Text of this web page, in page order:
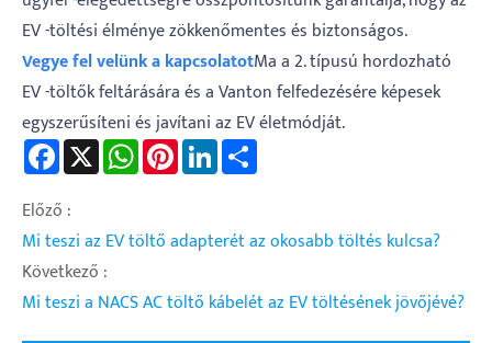
EV -töltési élménye zökkenőmentes és biztonságos.
Vegye fel velünk a kapcsolatotMa a 2. típusú hordozható
EV -töltők feltárására és a Vanton felfedezésére képesek
egyszerűsíteni és javítani az EV életmódját.
Facebook WhatsAppPinterestLinkedIn
Előző :
Mi teszi az EV töltő adapterét az okosabb töltés kulcsa?
Következő :
Mi teszi a NACS AC töltő kábelét az EV töltésének jövőjévé?